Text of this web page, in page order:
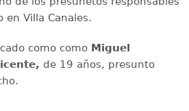
en Villa Canales.
como comoMiguel
de 19 años, presunto